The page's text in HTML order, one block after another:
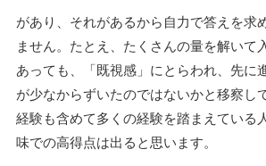
があり、それがあるから自力で答えを求
ません。たとえ、たくさんの量を解いて
あっても、「既視感」にとらわれ、先に
が少なからずいたのではないかと移察し
経験も含めて多くの経験を踏まえている
味での高得点は出ると思います。